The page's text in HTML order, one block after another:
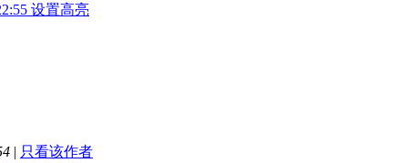
设置高亮
| 只看该作者